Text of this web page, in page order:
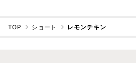
TOP ショート レモンチキン